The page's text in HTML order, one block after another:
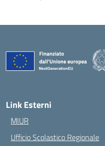
Link Esterni
MIUR
Ufficio Scolastico Regionale